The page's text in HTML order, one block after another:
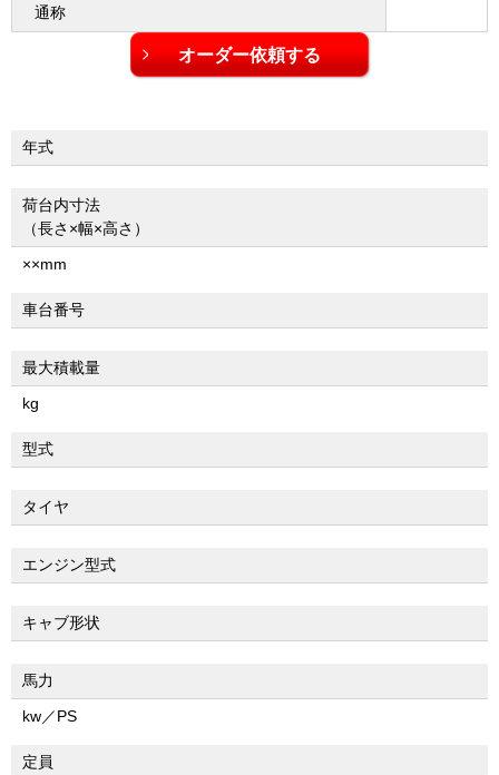
通称
年式
荷台内寸法
（長さ×幅×高さ）
××mm
車台番号
最大積載量
kg
型式
タイヤ
エンジン型式
キャブ形状
馬力
kw／PS
定員